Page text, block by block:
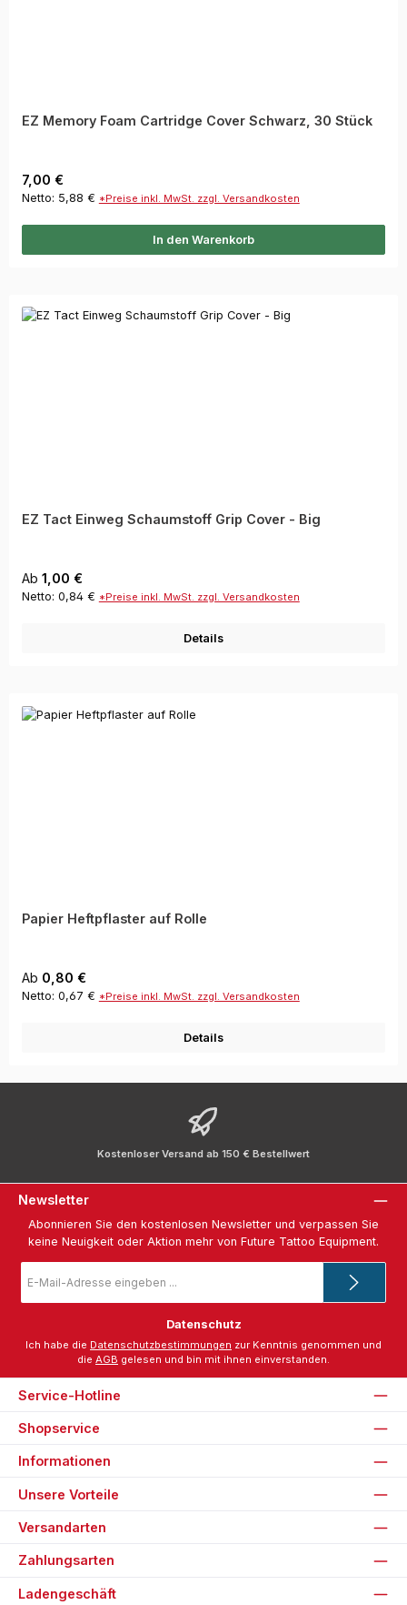
EZ Memory Foam Cartridge Cover Schwarz, 30 Stück
Regulärer Preis:
7,00 €
Netto: 5,88 € *Preise inkl. MwSt. zzgl. Versandkosten
In den Warenkorb
EZ Tact Einweg Schaumstoff Grip Cover - Big
Regulärer Preis:
Ab 1,00 €
Netto: 0,84 € *Preise inkl. MwSt. zzgl. Versandkosten
Details
Papier Heftpflaster auf Rolle
Regulärer Preis:
Ab 0,80 €
Netto: 0,67 € *Preise inkl. MwSt. zzgl. Versandkosten
Details
Kostenloser Versand ab 150 € Bestellwert
Newsletter
Abonnieren Sie den kostenlosen Newsletter und verpassen Sie
keine Neuigkeit oder Aktion mehr von Future Tattoo Equipment.
Mail-
*
Datenschutz
Ich habe die Datenschutzbestimmungen zur Kenntnis genommen und
die AGB gelesen und bin mit ihnen einverstanden.
Service-Hotline
Shopservice
Informationen
Unsere Vorteile
Versandarten
Zahlungsarten
Ladengeschäft